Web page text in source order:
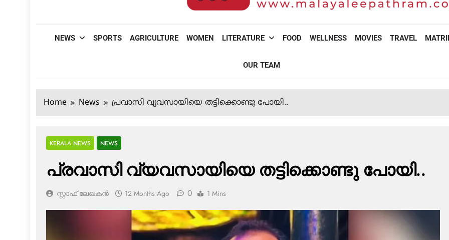
NEWS SPORTS AGRICULTURE WOMEN LITERATURE FOOD WELLNESS MOVIES TRAVEL
OUR TEAM
Home News പ്രവാസി വ്യവസായിയെ തട്ടിക്കൊണ്ടു പോയി..
KERALA NEWS NEWS
പ്രവാസി വ്യവസായിയെ തട്ടിക്കൊണ്ടു പോയി..
സ്റ്റാഫ് ലേഖകൻ 12 Months Ago 0 1 Mins